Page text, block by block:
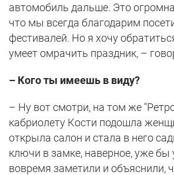
автомобиль дальше. Это
что мы всегда благодарим
фестивалей. Но я хочу
умеет омрачить праздник, –
– Кого ты имеешь в виду?
– Ну вот смотри, на том же
кабриолету Кости подошла
открыла салон и стала в него
ключи в замке, наверное, уже
вовремя заметили и объяснили,